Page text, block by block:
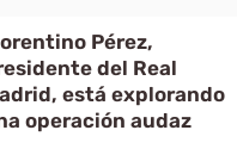
Pérez,
del Real
está explorando
operación audaz